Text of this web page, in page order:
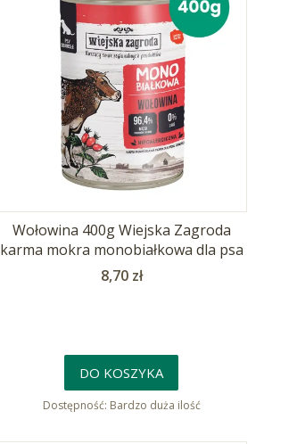
Wołowina 400g Wiejska Zagroda
karma mokra monobiałkowa dla psa
Cena
8,70 zł
DO KOSZYKA
Dostępność: Bardzo duża ilość